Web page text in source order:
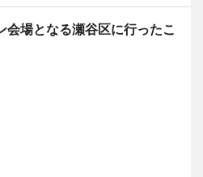
会場となる瀬谷区に行ったこ